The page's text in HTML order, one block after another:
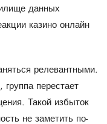
данных
казино онлайн
релевантными.
перестает
Такой избыток
не заметить по-